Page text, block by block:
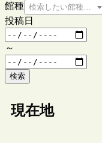
館種 検索したい館種を選
投稿日
～
検索
現在地